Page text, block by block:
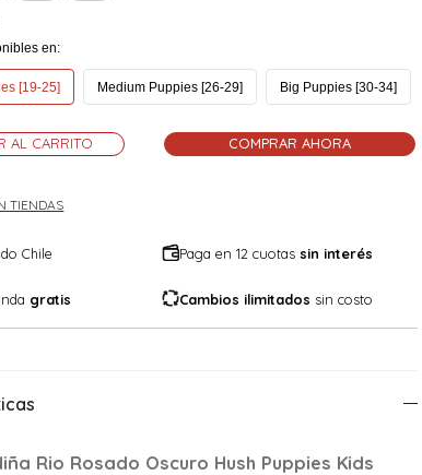
en:
[19-25] Medium Puppies [26-29] Big Puppies [30-34]
AL CARRITO COMPRAR AHORA
TIENDAS
Chile Paga en 12 cuotassin interés
gratis Cambios ilimitados sin costo
Rio Rosado Oscuro Hush Puppies Kids